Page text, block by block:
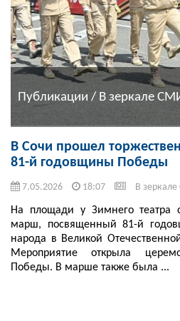
Публикации / В зеркале
В Сочи прошел
81-й годовщины Победы
7.05.2026 18:07 В
На площади у Зимнего театра
марш, посвященный 81-й
народа в Великой
Мероприятие открыла
Победы. В марше также была ...